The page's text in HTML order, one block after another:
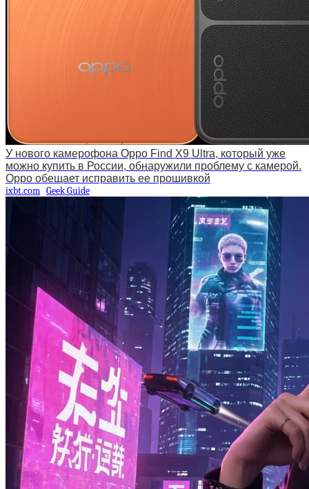
У нового камерофона Oppo Find X9 Ultra, который уже
можно купить в России, обнаружили проблему с камерой.
Oppo обещает исправить ее прошивкой
ixbt.com Geek Guide